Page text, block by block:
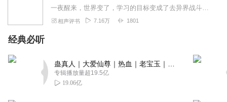
艺，必定有机缘。拜师某某某，必定有故事，拜师遭人嫉，
师兄皆不服。主角被打脸，师姐来帮助。劝其忍一时，必有
现。两人如水火，必有人来劝。宗门大比见，报仇得三甲。
掌门邀相见，出门游世间。世间有美女，美女有烦恼。主角
来帮助，麻烦一搞定。随后叙出身，必是世家女。家人随后
一夜醒来，世界变了，学习的目标变成了去异界战斗。两个不同的灵魂融合在了新的世界，将如何面对未来。杜幽：我没有系统，但我有两个职业。
相声评书 7.16万 1801
经典必听
专辑播放量超19.5亿
19.06亿